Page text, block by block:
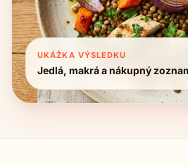
UKÁŽKA VÝSLEDKU
Jedlá, makrá a nákupný